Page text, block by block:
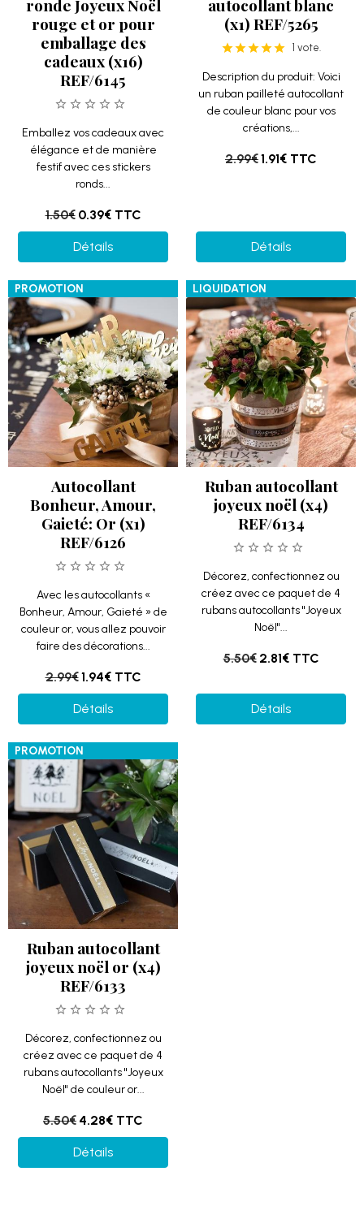
ronde Joyeux Noël
rouge et or pour
emballage des
cadeaux (x16)
REF/6145
Emballez vos cadeaux avec
élégance et de manière
festif avec ces stickers
ronds...
1.50€ 0.39€ TTC
Détails
autocollant blanc
(x1) REF/5265
1 vote.
Description du produit: Voici
un ruban pailleté autocollant
de couleur blanc pour vos
créations,...
2.99€1.91€ TTC
Détails
PROMOTION
Autocollant
Bonheur, Amour,
Gaieté: Or (x1)
REF/6126
Avec les autocollants «
Bonheur, Amour, Gaieté » de
couleur or, vous allez pouvoir
faire des décorations...
2.99€1.94€ TTC
Détails
LIQUIDATION
Ruban autocollant
joyeux noël (x4)
REF/6134
Décorez, confectionnez ou
créez avec ce paquet de 4
rubans autocollants "Joyeux
Noël"...
5.50€ 2.81€ TTC
Détails
PROMOTION
Ruban autocollant
joyeux noël or (x4)
REF/6133
Décorez, confectionnez ou
créez avec ce paquet de 4
rubans autocollants "Joyeux
Noël" de couleur or...
5.50€ 4.28€ TTC
Détails